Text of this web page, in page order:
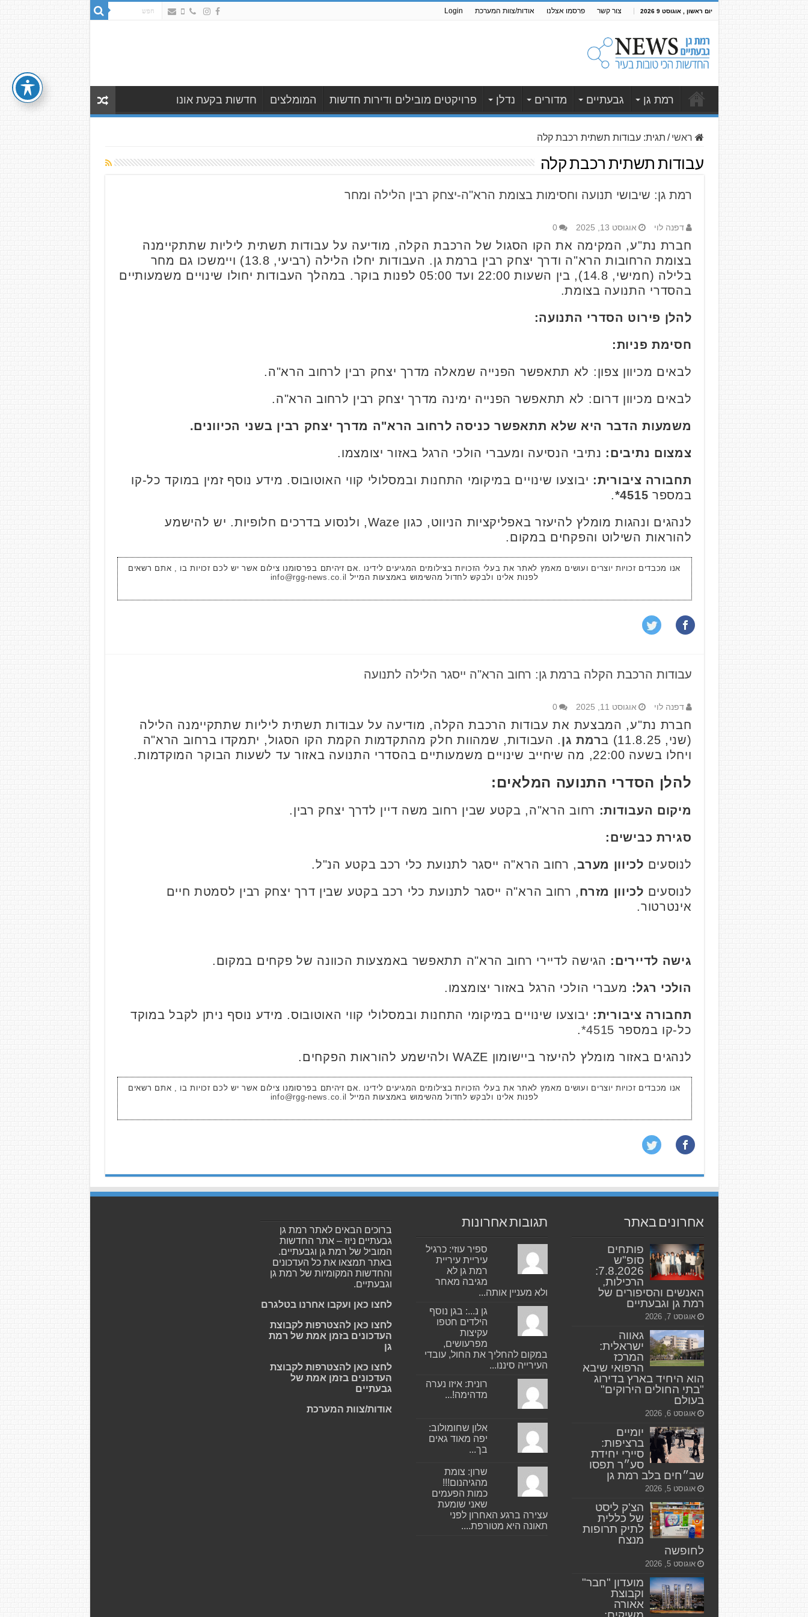
יום ראשון , אוגוסט 9 2026 צור קשר פרסמו אצלנו אודות/צוות המערכת Login
רמת גן גבעתיים מדורים נדלן פרויקטים מובילים ודירות חדשות המומלצים חדשות בקעת אונו
ראשי / תגית:עבודות תשתית רכבת קלה
עבודות תשתית רכבת קלה
רמת גן: שיבושי תנועה וחסימות בצומת הרא"ה-יצחק רבין הלילה ומחר
דפנה לוי אוגוסט 13, 2025 0
חברת נת"ע, המקימה את הקו הסגול של הרכבת הקלה, מודיעה על עבודות תשתית ליליות שתתקיימנה
בצומת הרחובות הרא"ה ודרך יצחק רבין ברמת גן. העבודות יחלו הלילה (רביעי, 13.8) ויימשכו גם מחר
בלילה (חמישי, 14.8), בין השעות 22:00 ועד 05:00 לפנות בוקר. במהלך העבודות יחולו שינויים משמעותיים
בהסדרי התנועה בצומת.
להלן פירוט הסדרי התנועה:
חסימת פניות:
לבאים מכיוון צפון: לא תתאפשר הפנייה שמאלה מדרך יצחק רבין לרחוב הרא"ה.
לבאים מכיוון דרום: לא תתאפשר הפנייה ימינה מדרך יצחק רבין לרחוב הרא"ה.
משמעות הדבר היא שלא תתאפשר כניסה לרחוב הרא"ה מדרך יצחק רבין בשני הכיוונים.
צמצום נתיבים: נתיבי הנסיעה ומעברי הולכי הרגל באזור יצומצמו.
תחבורה ציבורית: יבוצעו שינויים במיקומי התחנות ובמסלולי קווי האוטובוס. מידע נוסף זמין במוקד כל-קו
במספר 4515*
.
לנהגים ונהגות מומלץ להיעזר באפליקציות הניווט, כגון Waze, ולנסוע בדרכים חלופיות. יש להישמע
להוראות השילוט והפקחים במקום.
אנו מכבדים זכויות יוצרים ועושים מאמץ לאתר את בעלי הזכויות בצילומים המגיעים לידינו .אם זיהיתם בפרסומנו צילום אשר יש לכם זכויות בו , אתם רשאים
לפנות אלינו ולבקש לחדול מהשימוש באמצעות המייל
info@rgg-news.co.il
עבודות הרכבת הקלה ברמת גן: רחוב הרא"ה ייסגר הלילה לתנועה
דפנה לוי אוגוסט 11, 2025 0
חברת נת"ע, המבצעת את עבודות הרכבת הקלה, מודיעה על עבודות תשתית ליליות שתתקיימנה הלילה
(שני, 11.8.25) ב
רמת גן. העבודות, שמהוות חלק מהתקדמות הקמת הקו הסגול, יתמקדו ברחוב הרא"ה
ויחלו בשעה 22:00, מה שיחייב שינויים משמעותיים בהסדרי התנועה באזור עד לשעות הבוקר המוקדמות.
להלן הסדרי התנועה המלאים:
מיקום העבודות: רחוב הרא"ה, בקטע שבין רחוב משה דיין לדרך יצחק רבין.
סגירת כבישים:
לנוסעים לכיוון מערב, רחוב הרא"ה ייסגר לתנועת כלי רכב בקטע הנ"ל.
לנוסעים לכיוון מזרח, רחוב הרא"ה ייסגר לתנועת כלי רכב בקטע שבין דרך יצחק רבין לסמטת חיים
אינטרטור.
גישה לדיירים: הגישה לדיירי רחוב הרא"ה תתאפשר באמצעות הכוונה של פקחים במקום.
הולכי רגל: מעברי הולכי הרגל באזור יצומצמו.
תחבורה ציבורית: יבוצעו שינויים במיקומי התחנות ובמסלולי קווי האוטובוס. מידע נוסף ניתן לקבל במוקד
כל-קו במספר 4515*
.
לנהגים באזור מומלץ להיעזר ביישומון WAZE ולהישמע להוראות הפקחים.
אנו מכבדים זכויות יוצרים ועושים מאמץ לאתר את בעלי הזכויות בצילומים המגיעים לידינו .אם זיהיתם בפרסומנו צילום אשר יש לכם זכויות בו , אתם רשאים
לפנות אלינו ולבקש לחדול מהשימוש באמצעות המייל
info@rgg-news.co.il
אחרונים באתר
פותחים
סופ"ש
7.8.2026:
הרכילות,
האנשים והסיפורים של
רמת גן וגבעתיים
אוגוסט 7, 2026
גאווה
ישראלית:
המרכז
הרפואי שיבא
הוא היחיד בארץ בדירוג
"בתי החולים הירוקים"
בעולם
אוגוסט 6, 2026
יומיים
ברציפות:
סיירי יחידת
סע״ר תפסו
שב״חים בלב רמת גן
אוגוסט 5, 2026
הצ'ק ליסט
של כללית
לתיק תרופות
מנצח
לחופשה
אוגוסט 5, 2026
מועדון "חבר"
וקבוצת
אאורה
תגובות אחרונות
ספיר עוזי: כרגיל
עיריית עיריית
רמת גן לא
מגיבה מאחר
ולא מעניין אותה...
גן נ...: בגן נוסף
הילדים חטפו
עקיצות
מפרעושים,
במקום להחליך את החול, עובדי
העירייה סיננו...
רונית: איזו נערה
מדהימה!...
אלון שחומולוב:
יפה מאוד גאים
בך...
שרון: צומת
מהגיהנום!!!
כמות הפעמים
שאני שומעת
עצירה ברגע האחרון לפני
תאונה היא מטורפת....
ברוכים הבאים לאתר רמת גן
גבעתיים ניוז – אתר החדשות
המוביל של רמת גן וגבעתיים.
באתר תמצאו את כל העדכונים
והחדשות המקומיות של רמת גן
וגבעתיים.
לחצו כאן ועקבו אחרנו בטלגרם
לחצו כאן להצטרפות לקבוצת
העדכונים בזמן אמת של רמת
גן
לחצו כאן להצטרפות לקבוצת
העדכונים בזמן אמת של
גבעתיים
אודות/צוות המערכת